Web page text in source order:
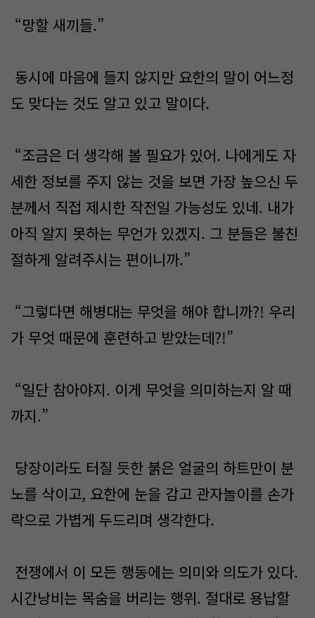
“망할 새끼들.”
동시에 마음에 들지 않지만 요한의 말이 어느정
도 맞다는 것도 알고 있고 말이다.
“조금은 더 생각해 볼 필요가 있어. 나에게도 자
세한 정보를 주지 않는 것을 보면 가장 높으신 두
분께서 직접 제시한 작전일 가능성도 있네. 내가
아직 알지 못하는 무언가 있겠지. 그 분들은 불친
절하게 알려주시는 편이니까.”
“그렇다면 해병대는 무엇을 해야 합니까?! 우리
가 무엇 때문에 훈련하고 받았는데?!”
“일단 참아야지. 이게 무엇을 의미하는지 알 때
까지.”
당장이라도 터질 듯한 붉은 얼굴의 하트만이 분
노를 삭이고, 요한에 눈을 감고 관자놀이를 손가
락으로 가볍게 두드리며 생각한다.
전쟁에서 이 모든 행동에는 의미와 의도가 있다.
시간낭비는 목숨을 버리는 행위. 절대로 용납할